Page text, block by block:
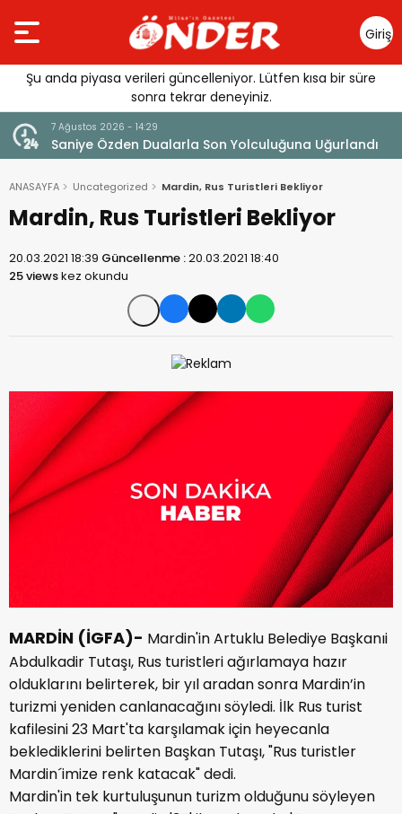
Giriş
Yap
Şu anda piyasa verileri güncelleniyor. Lütfen kısa bir süre
sonra tekrar deneyiniz.
Uğurlandı Tercih Döneminde Barınma Telaşı
ANASAYFA Uncategorized Mardin, Rus Turistleri Bekliyor
Mardin, Rus Turistleri Bekliyor
20.03.2021 18:39 Güncellenme :20.03.2021 18:40
25 viewskez okundu
MARDİN (İGFA)- Mardin'in Artuklu Belediye Başkanıi
Abdulkadir Tutaşı, Rus turistleri ağırlamaya hazır
olduklarını belirterek, bir yıl aradan sonra Mardin’in
turizmi yeniden canlanacağını söyledi. İlk Rus turist
kafilesini 23 Mart'ta karşılamak için heyecanla
beklediklerini belirten Başkan Tutaşı, "Rus turistler
Mardin´imize renk katacak" dedi.
Mardin'in tek kurtuluşunun turizm olduğunu söyleyen